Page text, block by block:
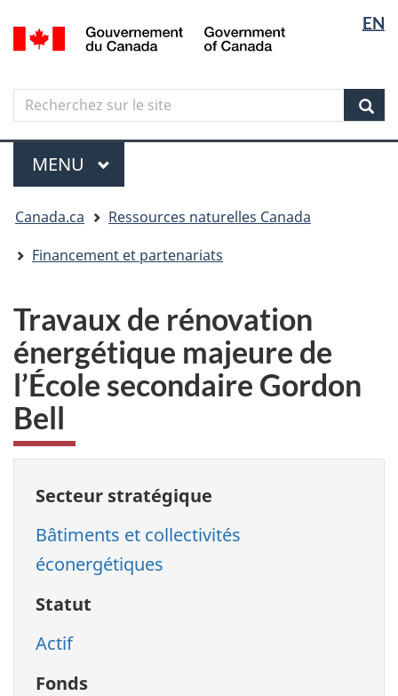
Aller
au
principal
Skip
to
government"
Passer
à
version
simplifiée
langue
EN
Canada
Search
Recherchez
sur
le
site
Menu
MENU PRINCIPAL
êtes
ici
Canada.ca
Ressources naturelles Canada
Financement et partenariats
Travaux de rénovation
énergétique majeure de
l’École secondaire Gordon
Bell
Secteur stratégique
Bâtiments et collectivités
éconergétiques
Statut
Actif
Fonds